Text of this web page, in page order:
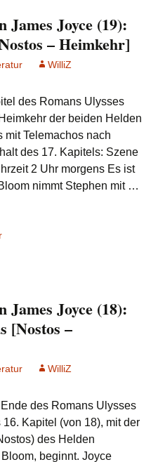
Kapitel
Penelope
Heimkehr]
James Joyce (19):
– Heimkehr]
WilliZ
des Romans Ulysses
der beiden Helden
mit Telemachos nach
des 17. Kapitels: Szene
2 Uhr morgens Es ist
nimmt Stephen mit …
James Joyce (18):
[Nostos –
WilliZ
des Romans Ulysses
Kapitel (von 18), mit der
des Helden
beginnt. Joyce